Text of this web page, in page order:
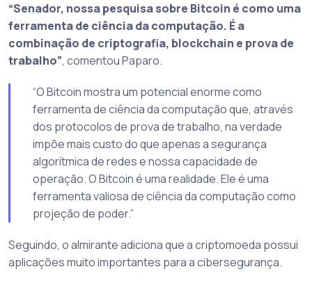
“Senador, nossa pesquisa sobre Bitcoin é como uma
ferramenta de ciência da computação. É a
combinação de criptografia, blockchain e prova de
trabalho”, comentou Paparo.
“O Bitcoin mostra um potencial enorme como
ferramenta de ciência da computação que, através
dos protocolos de prova de trabalho, na verdade
impõe mais custo do que apenas a segurança
algorítmica de redes e nossa capacidade de
operação. O Bitcoin é uma realidade. Ele é uma
ferramenta valiosa de ciência da computação como
projeção de poder.”
Seguindo, o almirante adiciona que a criptomoeda possui
aplicações muito importantes para a cibersegurança.